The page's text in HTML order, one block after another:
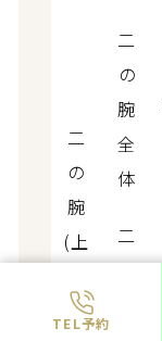
TEL予約
二
の
腕
(上
二
の
腕
全
体
二
の